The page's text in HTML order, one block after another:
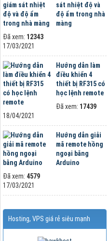
sát nhiệt độ và
độ ẩm trong nhà
màng
Đã xem: 12343
17/03/2021
Hướng dẫn làm
điều khiển 4
thiết bị RF315 có
học lệnh remote
Đã xem: 17439
18/04/2021
Hướng dẫn giải
mã remote hồng
ngoại bằng
Arduino
Đã xem: 4579
17/03/2021
Hosting, VPS giá rẻ siêu mạnh